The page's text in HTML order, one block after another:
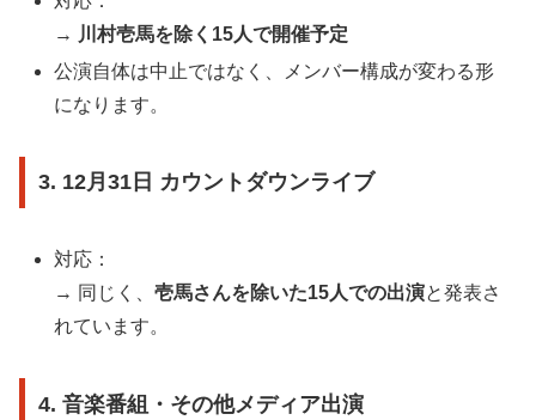
→ 川村壱馬を除く15人で開催予定
公演自体は中止ではなく、メンバー構成が変わる形
になります。
3. 12月31日 カウントダウンライブ
対応：
→ 同じく、壱馬さんを除いた15人での出演と発表さ
れています。
4. 音楽番組・その他メディア出演